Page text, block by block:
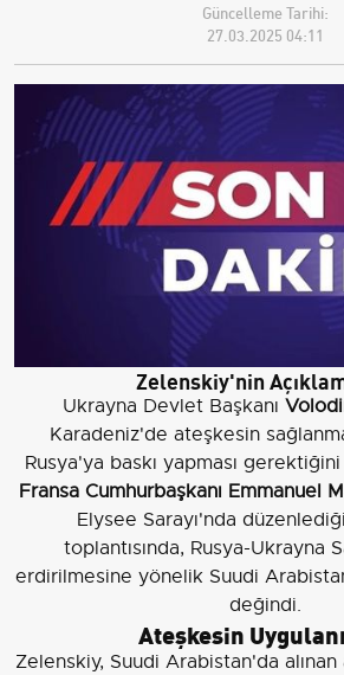
Güncelleme Tarihi:
27.03.2025 04:11
Zelenskiy'nin
Ukrayna Devlet Başkanı
Karadeniz'de ateşkesin
Rusya'ya baskı yapması
Fransa Cumhurbaşkanı Emmanuel
Elysee Sarayı'nda
toplantısında, Rusya-Ukrayna
erdirilmesine yönelik Suudi
değindi.
Ateşkesin
Zelenskiy, Suudi Arabistan'da